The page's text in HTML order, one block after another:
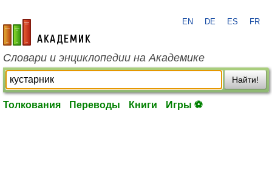
academic.ru
EN DE ES FR
Словари и энциклопедии на Академике
Найти!
Толкования Переводы Книги Игры ⚽